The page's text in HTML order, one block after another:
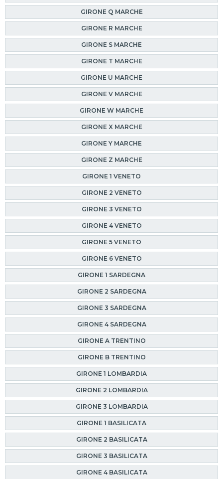
GIRONE Q MARCHE
GIRONE R MARCHE
GIRONE S MARCHE
GIRONE T MARCHE
GIRONE U MARCHE
GIRONE V MARCHE
GIRONE W MARCHE
GIRONE X MARCHE
GIRONE Y MARCHE
GIRONE Z MARCHE
GIRONE 1 VENETO
GIRONE 2 VENETO
GIRONE 3 VENETO
GIRONE 4 VENETO
GIRONE 5 VENETO
GIRONE 6 VENETO
GIRONE 1 SARDEGNA
GIRONE 2 SARDEGNA
GIRONE 3 SARDEGNA
GIRONE 4 SARDEGNA
GIRONE A TRENTINO
GIRONE B TRENTINO
GIRONE 1 LOMBARDIA
GIRONE 2 LOMBARDIA
GIRONE 3 LOMBARDIA
GIRONE 1 BASILICATA
GIRONE 2 BASILICATA
GIRONE 3 BASILICATA
GIRONE 4 BASILICATA